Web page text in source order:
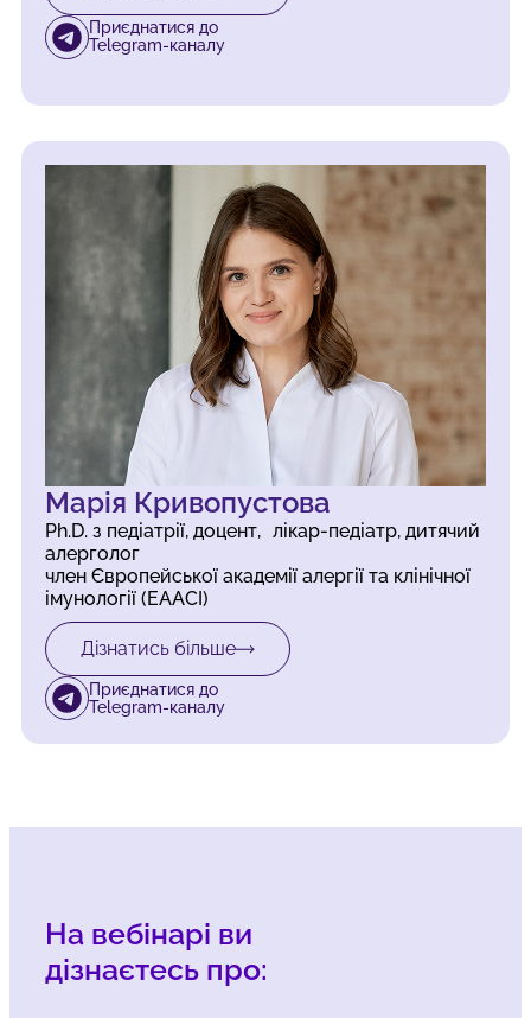
Приєднатися до
Telegram-каналу
Марія Кривопустова
Ph.D. з педіатрії, доцент, лікар-педіатр, дитячий
алерголог
член Європейської академії алергії та клінічної
імунології (EAACI)
Дізнатись більше
Приєднатися до
Telegram-каналу
На вебінарі ви
дізнаєтесь про: